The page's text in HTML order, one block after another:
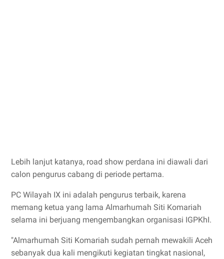
Lebih lanjut katanya, road show perdana ini diawali dari
calon pengurus cabang di periode pertama.
PC Wilayah IX ini adalah pengurus terbaik, karena
memang ketua yang lama Almarhumah Siti Komariah
selama ini berjuang mengembangkan organisasi IGPKhI.
"Almarhumah Siti Komariah sudah pernah mewakili Aceh
sebanyak dua kali mengikuti kegiatan tingkat nasional,